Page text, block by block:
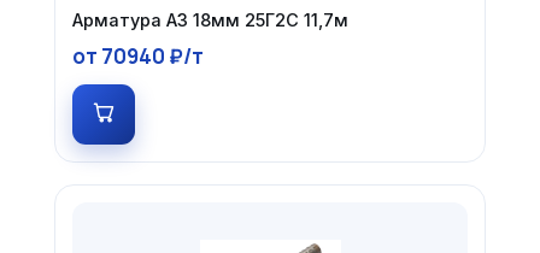
Арматура А3 18мм 25Г2С 11,7м
от 70940 ₽/т